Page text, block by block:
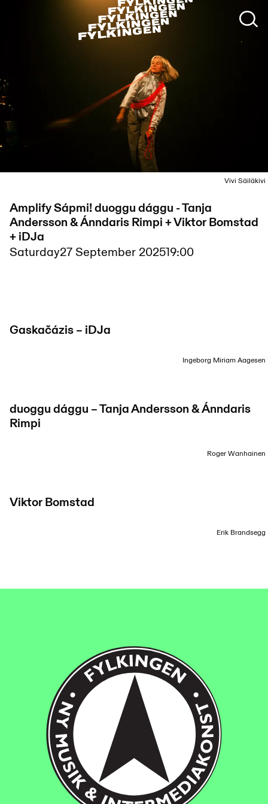
Vivi Säiläkivi
Amplify Sápmi! duoggu dággu - Tanja
Andersson & Ánndaris Rimpi + Viktor Bomstad
+ iDJa
Saturday27 September 202519:00
Gaskačázis – iDJa
Ingeborg Miriam Aagesen
duoggu dággu – Tanja Andersson & Ánndaris
Rimpi
Roger Wanhainen
Viktor Bomstad
Erik Brandsegg